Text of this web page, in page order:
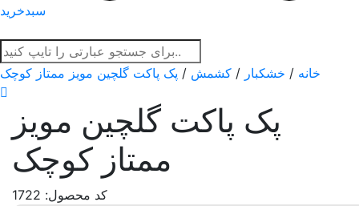
سبدخرید
خانه / خشکبار / کشمش / پک پاکت گلچین مویز ممتاز کوچک
پک پاکت گلچین مویز
ممتاز کوچک
کد محصول: 1722